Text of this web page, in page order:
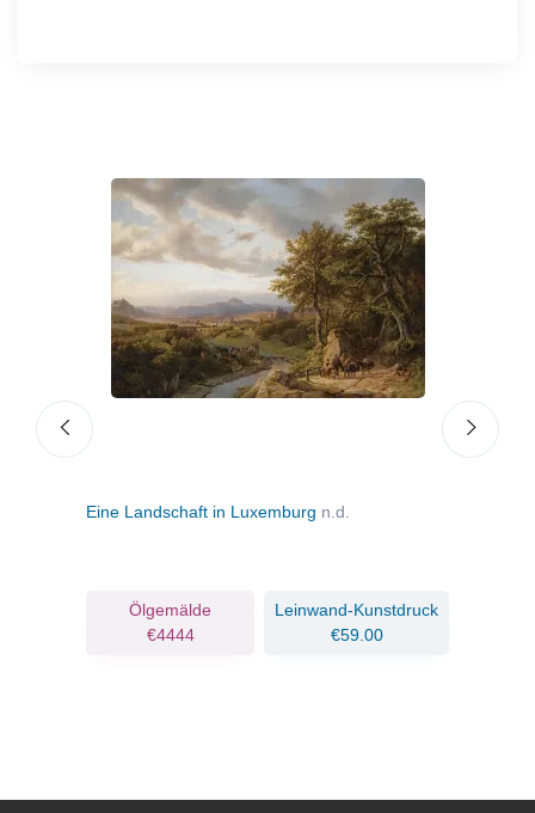
Eine Landschaft in Luxemburg n.d.
Ölgemälde
€4444
Leinwand-Kunstdruck
€59.00